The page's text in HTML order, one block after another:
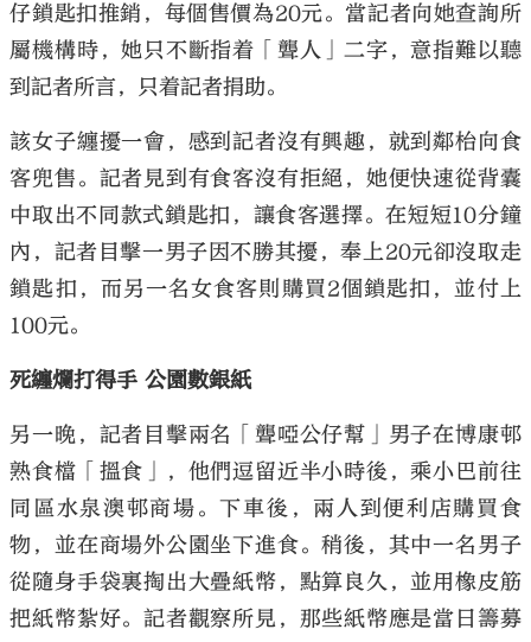
仔鎖匙扣推銷，每個售價為20元。當記者向她查詢所
屬機構時，她只不斷指着「聾人」二字，意指難以聽
到記者所言，只着記者捐助。
該女子纏擾一會，感到記者沒有興趣，就到鄰枱向食
客兜售。記者見到有食客沒有拒絕，她便快速從背囊
中取出不同款式鎖匙扣，讓食客選擇。在短短10分鐘
內，記者目擊一男子因不勝其擾，奉上20元卻沒取走
鎖匙扣，而另一名女食客則購買2個鎖匙扣，並付上
100元。
死纏爛打得手 公園數銀紙
另一晚，記者目擊兩名「聾啞公仔幫」男子在博康邨
熟食檔「搵食」，他們逗留近半小時後，乘小巴前往
同區水泉澳邨商場。下車後，兩人到便利店購買食
物，並在商場外公園坐下進食。稍後，其中一名男子
從隨身手袋裏掏出大疊紙幣，點算良久，並用橡皮筋
把紙幣紮好。記者觀察所見，那些紙幣應是當日籌募